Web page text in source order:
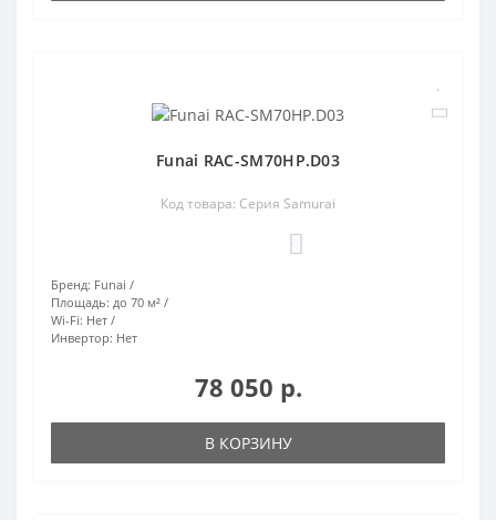
Funai RAC-SM70HP.D03
Код товара: Серия Samurai
Бренд: Funai
Площадь: до 70 м²
Wi-Fi: Нет
Инвертор: Нет
78 050 р.
В КОРЗИНУ